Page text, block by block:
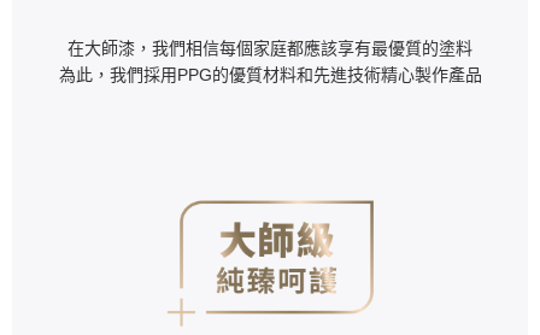
在大師漆，我們相信每個家庭都應該享有最優質的塗料
為此，我們採用PPG的優質材料和先進技術精心製作產品